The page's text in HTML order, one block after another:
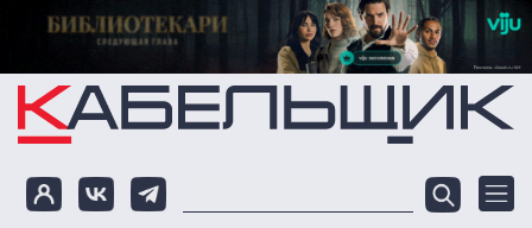
Перейти к основному содержанию